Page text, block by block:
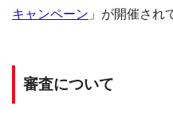
キャンペーン 」が開催され
審査について